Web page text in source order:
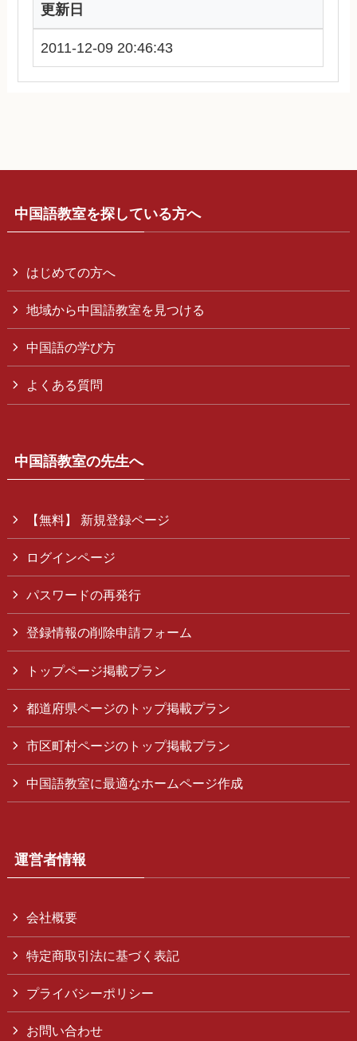
更新日
2011-12-09 20:46:43
中国語教室を探している方へ
はじめての方へ
地域から中国語教室を見つける
中国語の学び方
よくある質問
中国語教室の先生へ
【無料】 新規登録ページ
ログインページ
パスワードの再発行
登録情報の削除申請フォーム
トップページ掲載プラン
都道府県ページのトップ掲載プラン
市区町村ページのトップ掲載プラン
中国語教室に最適なホームページ作成
運営者情報
会社概要
特定商取引法に基づく表記
プライバシーポリシー
お問い合わせ